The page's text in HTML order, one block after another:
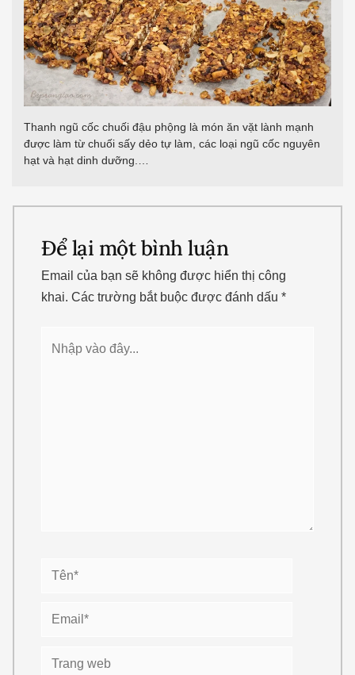
Thanh ngũ cốc chuối đậu phộng là món ăn vặt lành mạnh
được làm từ chuối sấy dẻo tự làm, các loại ngũ cốc nguyên
hạt và hạt dinh dưỡng.…
Để lại một bình luận
Email của bạn sẽ không được hiển thị công
khai. Các trường bắt buộc được đánh dấu*
Tên*
Email*
Trang